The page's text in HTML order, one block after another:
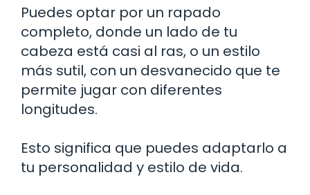
Puedes optar por un rapado
completo, donde un lado de tu
cabeza está casi al ras, o un estilo
más sutil, con un desvanecido que te
permite jugar con diferentes
longitudes.
Esto significa que puedes adaptarlo a
tu personalidad y estilo de vida.